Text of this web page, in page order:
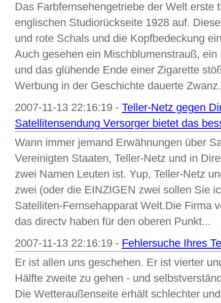
Das Farbfernsehengetriebe der Welt erste
englischen Studiorückseite 1928 auf.
und rote Schals und die Kopfbedeckung
Auch gesehen ein Mischblumenstrauß,
und das glühende Ende einer Zigarette
Werbung in der Geschichte dauerte
2007-11-13 22:16:19 - Teller-Netz gegen
Satellitensendung Versorger bietet das
Wann immer jemand Erwähnungen über
Vereinigten Staaten, Teller-Netz und in
zwei Namen Leuten ist. Yup, Teller-Netz
zwei (oder die EINZIGEN zwei sollen Sie
Satelliten-Fernsehapparat Welt.Die Firma
das directv haben für den oberen Punkt...
2007-11-13 22:16:19 - Fehlersuche Ihres
Er ist allen uns geschehen. Er ist vierter
Hälfte zweite zu gehen - und
Die Wetteraußenseite erhält schlechter